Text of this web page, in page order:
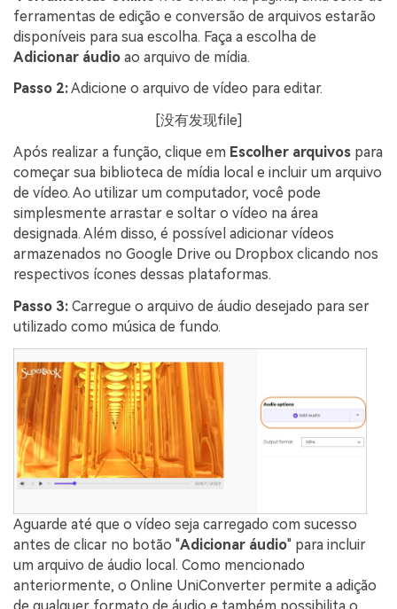
ferramentas de edição e conversão de arquivos estarão
disponíveis para sua escolha. Faça a escolha de
Adicionar áudio ao arquivo de mídia.
Passo 2:Adicione o arquivo de vídeo para editar.
[没有发现file]
Após realizar a função, clique em Escolher arquivos para
começar sua biblioteca de mídia local e incluir um arquivo
de vídeo. Ao utilizar um computador, você pode
simplesmente arrastar e soltar o vídeo na área
designada. Além disso, é possível adicionar vídeos
armazenados no Google Drive ou Dropbox clicando nos
respectivos ícones dessas plataformas.
Passo 3: Carregue o arquivo de áudio desejado para ser
utilizado como música de fundo.
Aguarde até que o vídeo seja carregado com sucesso
antes de clicar no botão "Adicionar áudio" para incluir
um arquivo de áudio local. Como mencionado
anteriormente, o Online UniConverter permite a adição